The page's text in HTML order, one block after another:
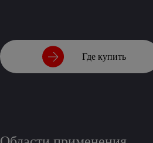
Где купить